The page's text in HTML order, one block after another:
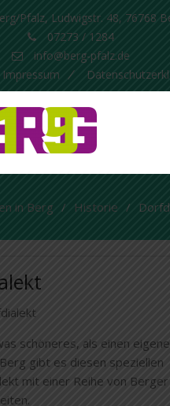
Pfalz, Ludwigstr. 48, 76768
07273 / 1284
info@berg-pfalz.de
Impressum
in Berg Historie
schöneres, als einen
gibt es diesen speziellen
mit einer Reihe von Berger